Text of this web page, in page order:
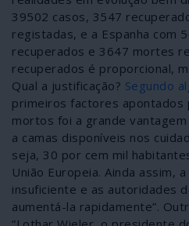
39502 casos, 3547
registadas, e a Espanha com
recuperados e 3647 mortes
recuperados é proporcional,
Qual a justificação? Segundo
primeiros factores apontados
mortos foi a grande vantagem
a camas disponíveis nos
seja, 30 por cem mil
União Europeia. Ainda assim,
insuficiente e as autoridades
aumentá-la rapidamente”.